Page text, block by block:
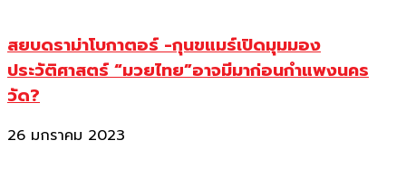
สยบดราม่าโบกาตอร์ -กุนขแมร์เปิดมุมมอง
ประวัติศาสตร์ “มวยไทย”อาจมีมาก่อนกำแพงนคร
วัด?
26 มกราคม 2023